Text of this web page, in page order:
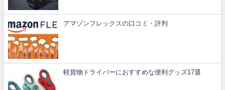
アマゾンフレックスの口コミ・評判
軽貨物ドライバーにおすすめな便利グッズ17選